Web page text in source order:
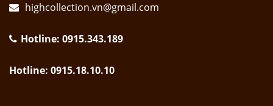
highcollection.vn@gmail.com
Hotline: 0915.343.189
Hotline: 0915.18.10.10